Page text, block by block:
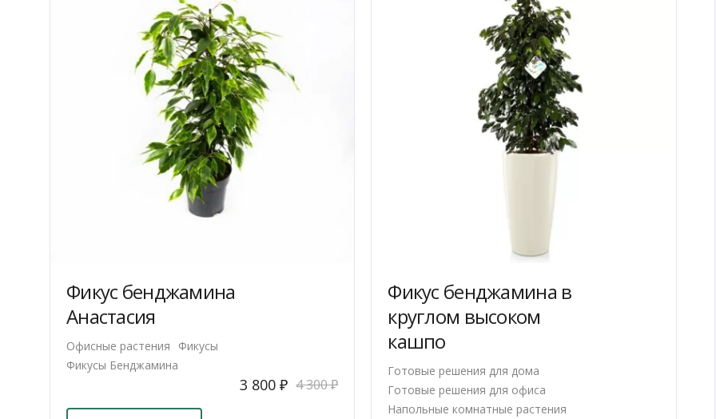
Фикус бенджамина
Анастасия
Офисные растения
Фикусы
Фикусы Бенджамина
4 300₽
Первоначальная
3 800₽Текущая
Фикус бенджамина в
круглом высоком
кашпо
Готовые решения для дома
Готовые решения для офиса
Напольные комнатные растения